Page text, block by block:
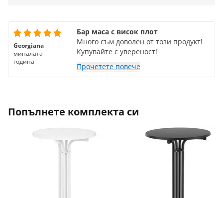
Georgiana
миналата
година
Бар маса с висок плот
Много съм доволен от този продукт!
Купувайте с увереност!
Прочетете повече
Попълнете комплекта си